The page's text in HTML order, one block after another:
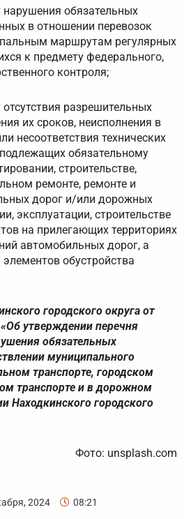
обязательных
в отношении перевозок
маршрутам регулярных
к предмету федерального,
контроля;
разрешительных
их сроков, неисполнения в
несоответствия технических
обязательному
строительстве,
ремонте, ремонте и
дорог и/или дорожных
эксплуатации, строительстве
на прилегающих территориях
автомобильных дорог, а
обустройства
городского округа от
утверждении перечня
обязательных
муниципального
транспорте, городском
транспорте и в дорожном
Находкинского городского
Фото: unsplash.com
2024 08:21